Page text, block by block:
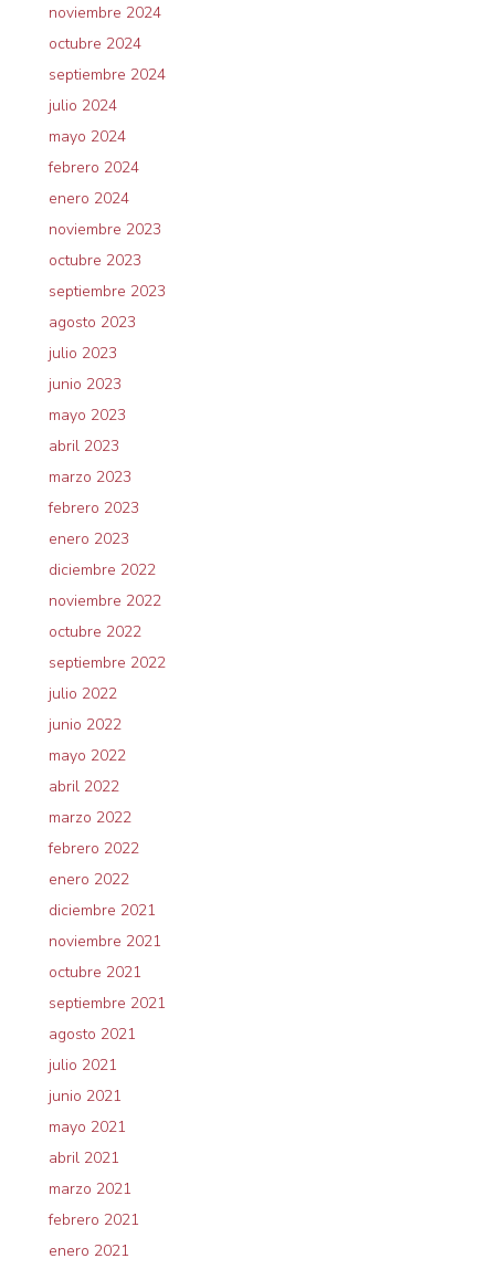
noviembre 2024
octubre 2024
septiembre 2024
julio 2024
mayo 2024
febrero 2024
enero 2024
noviembre 2023
octubre 2023
septiembre 2023
agosto 2023
julio 2023
junio 2023
mayo 2023
abril 2023
marzo 2023
febrero 2023
enero 2023
diciembre 2022
noviembre 2022
octubre 2022
septiembre 2022
julio 2022
junio 2022
mayo 2022
abril 2022
marzo 2022
febrero 2022
enero 2022
diciembre 2021
noviembre 2021
octubre 2021
septiembre 2021
agosto 2021
julio 2021
junio 2021
mayo 2021
abril 2021
marzo 2021
febrero 2021
enero 2021